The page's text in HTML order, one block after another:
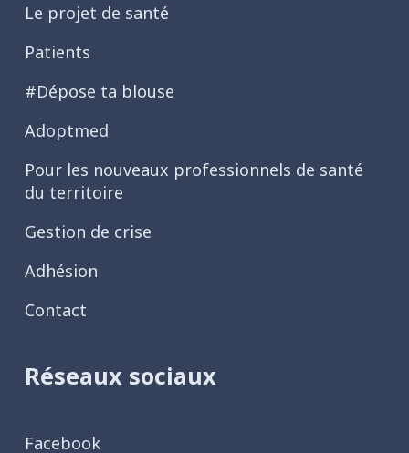
Le projet de santé
Patients
#Dépose ta blouse
Adoptmed
Pour les nouveaux professionnels de santé
du territoire
Gestion de crise
Adhésion
Contact
Réseaux sociaux
Facebook